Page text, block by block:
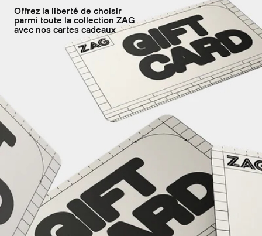
Offrez la liberté de choisir
parmi toute la collection ZAG
avec nos cartes cadeaux